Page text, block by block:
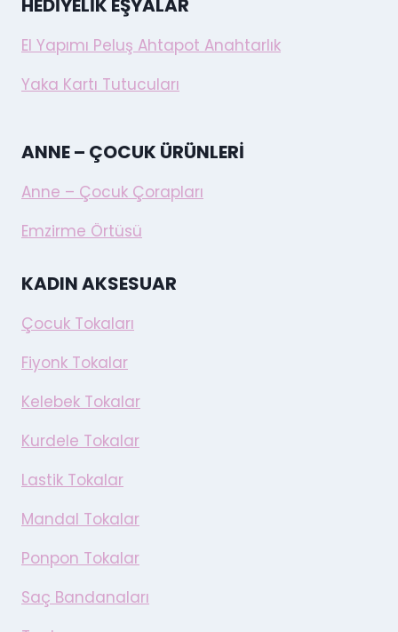
HEDIYELIK EŞYALAR
El Yapımı Peluş Ahtapot Anahtarlık
Yaka Kartı Tutucuları
ANNE – ÇOCUK ÜRÜNLERI
Anne – Çocuk Çorapları
Emzirme Örtüsü
KADIN AKSESUAR
Çocuk Tokaları
Fiyonk Tokalar
Kelebek Tokalar
Kurdele Tokalar
Lastik Tokalar
Mandal Tokalar
Ponpon Tokalar
Saç Bandanaları